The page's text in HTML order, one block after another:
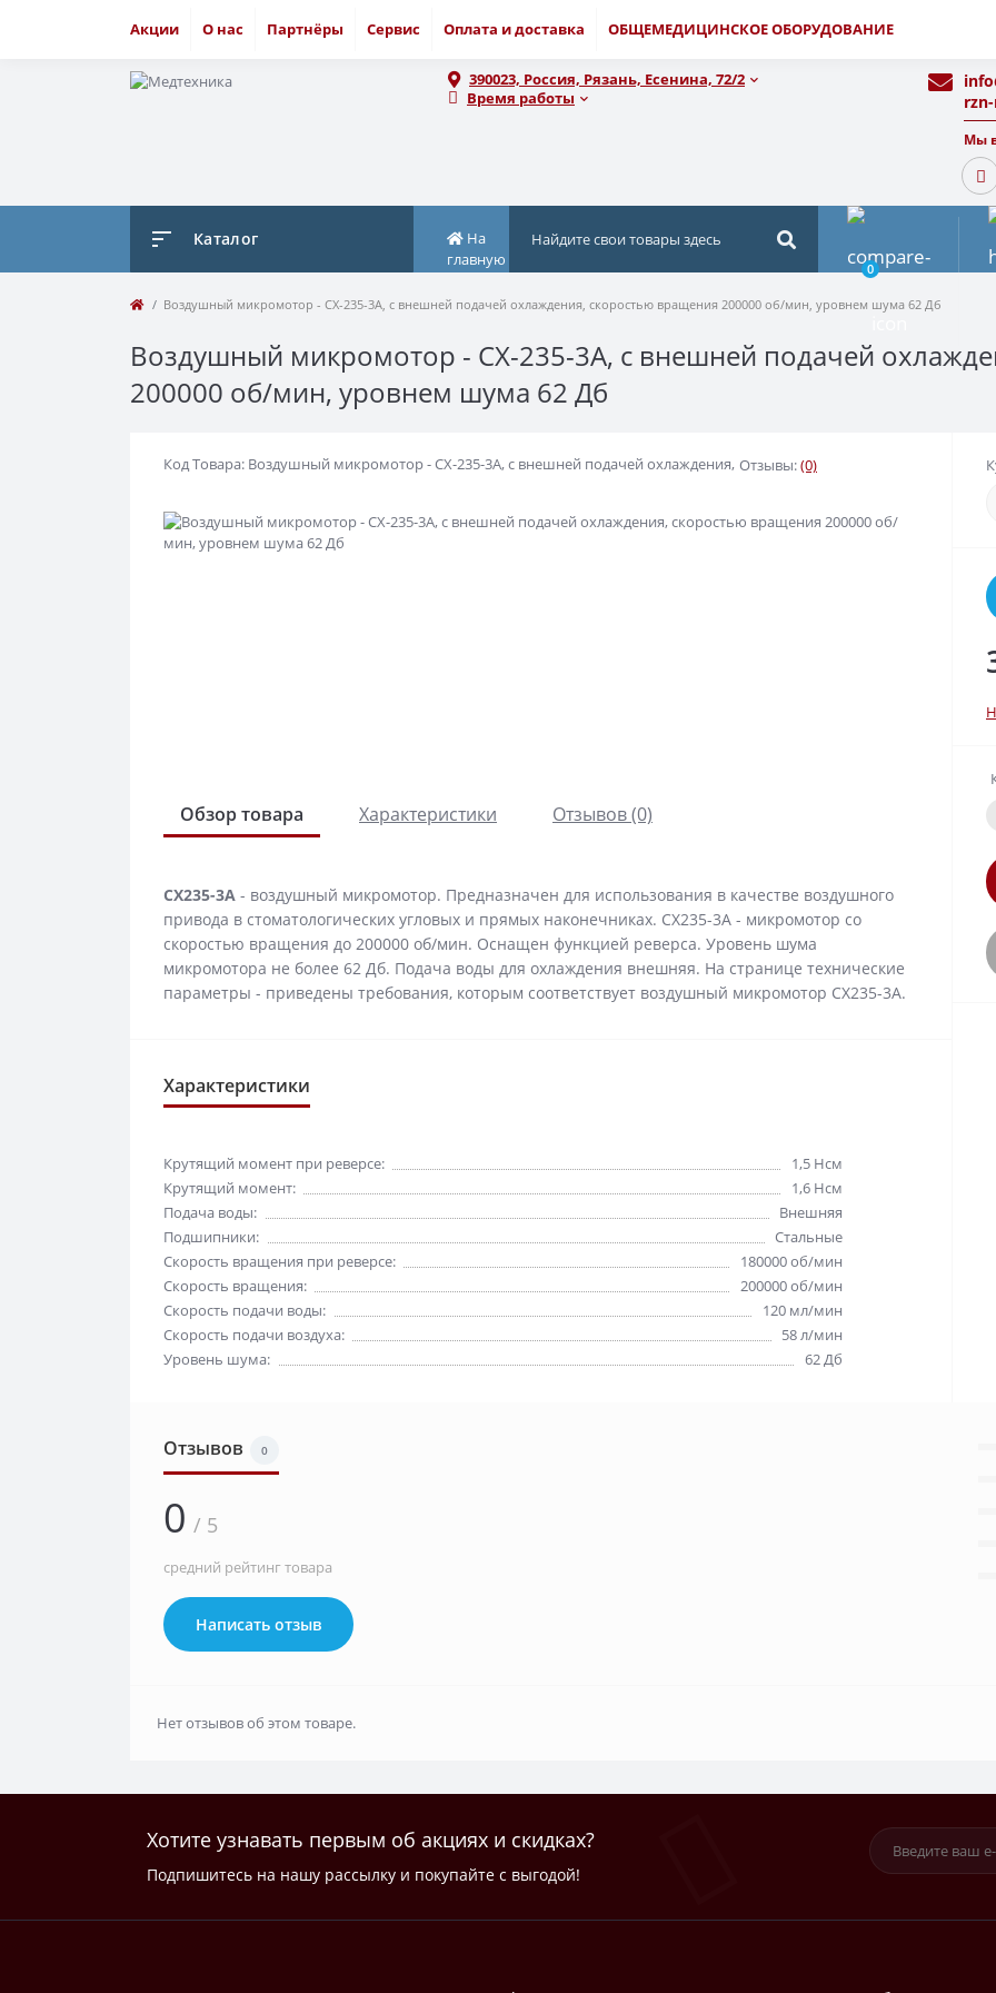
Акции О нас Партнёры Сервис Оплата и доставка ОБЩЕМЕДИЦИНСКОЕ ОБОРУДОВАНИЕ
390023, Россия, Рязань, Есенина, 72/2
Время работы
Мы
Каталог
На
главную
0
Воздушный микромотор - CX-235-3A, с внешней подачей охлаждения, скоростью вращения 200000 об/мин, уровнем шума 62 Дб
Воздушный микромотор - CX-235-3A, с внешней подачей
200000 об/мин, уровнем шума 62 Дб
Код Товара: Воздушный микромотор - CX-235-3A, с внешней подачей охлаждения, Отзывы:(0)
Обзор товара Характеристики Отзывов (0)
CX235-3A - воздушный микромотор. Предназначен для использования в качестве воздушного
привода в стоматологических угловых и прямых наконечниках. CX235-3A - микромотор со
скоростью вращения до 200000 об/мин. Оснащен функцией реверса. Уровень шума
микромотора не более 62 Дб. Подача воды для охлаждения внешняя. На странице технические
параметры - приведены требования, которым соответствует воздушный микромотор CX235-3A.
Характеристики
Крутящий момент при реверсе:
1,5 Нсм
Крутящий момент:
1,6 Нсм
Подача воды:
Внешняя
Подшипники:
Стальные
Скорость вращения при реверсе:
180000 об/мин
Скорость вращения:
200000 об/мин
Скорость подачи воды:
120 мл/мин
Скорость подачи воздуха:
58 л/мин
Уровень шума:
62 Дб
Отзывов 0
0 / 5
средний рейтинг товара
Написать отзыв
Нет отзывов об этом товаре.
Хотите узнавать первым об акциях и скидках?
Подпишитесь на нашу рассылку и покупайте с выгодой!